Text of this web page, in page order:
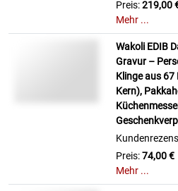
Preis:219,00
Mehr ...
Wakoli EDIB
Gravur –
Klinge aus
Kern),
Preis:74,00 €
Mehr ...